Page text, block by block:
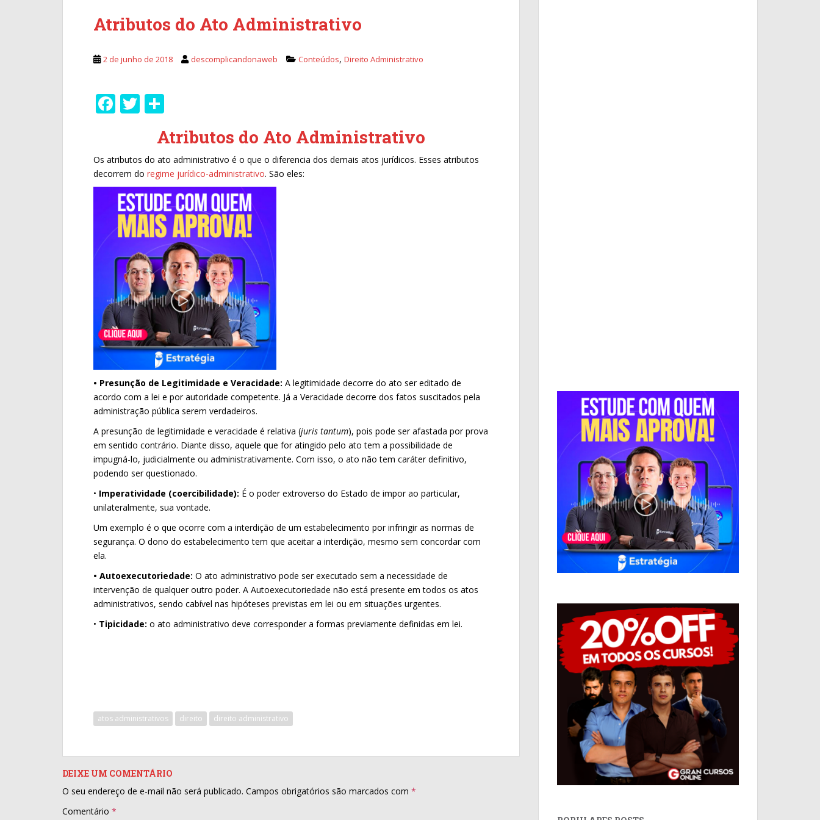
Atributos do Ato Administrativo
2 de junho de 2018 descomplicandonaweb Conteúdos, Direito Administrativo
F
b
o
o
k
T
itt
er
ar
e
Atributos do Ato Administrativo
Os atributos do ato administrativo é o que o diferencia dos demais atos jurídicos. Esses atributos
decorrem do regime jurídico-administrativo. São eles:
• Presunção de Legitimidade e Veracidade: A legitimidade decorre do ato ser editado de
acordo com a lei e por autoridade competente. Já a Veracidade decorre dos fatos suscitados pela
administração pública serem verdadeiros.
A presunção de legitimidade e veracidade é relativa (juris tantum), pois pode ser afastada por prova
em sentido contrário. Diante disso, aquele que for atingido pelo ato tem a possibilidade de
impugná-lo, judicialmente ou administrativamente. Com isso, o ato não tem caráter definitivo,
podendo ser questionado.
• Imperatividade (coercibilidade): É o poder extroverso do Estado de impor ao particular,
unilateralmente, sua vontade.
Um exemplo é o que ocorre com a interdição de um estabelecimento por infringir as normas de
segurança. O dono do estabelecimento tem que aceitar a interdição, mesmo sem concordar com
ela.
• Autoexecutoriedade: O ato administrativo pode ser executado sem a necessidade de
intervenção de qualquer outro poder. A Autoexecutoriedade não está presente em todos os atos
administrativos, sendo cabível nas hipóteses previstas em lei ou em situações urgentes.
• Tipicidade: o ato administrativo deve corresponder a formas previamente definidas em lei.
atos administrativos direito direito administrativo
DEIXE UM COMENTÁRIO
O seu endereço de e-mail não será publicado. Campos obrigatórios são marcados com *
Comentário *